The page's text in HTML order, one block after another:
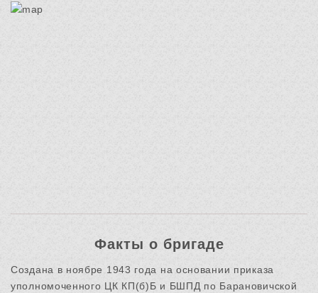
Факты о бригаде
Создана в ноябре 1943 года на основании приказа
уполномоченного ЦК КП(б)Б и БШПД по Барановичской